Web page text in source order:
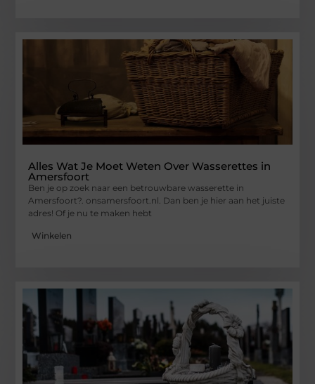
Alles Wat Je Moet Weten Over Wasserettes in
Amersfoort
Ben je op zoek naar een betrouwbare wasserette in
Amersfoort?. onsamersfoort.nl. Dan ben je hier aan het juiste
adres! Of je nu te maken hebt
Winkelen